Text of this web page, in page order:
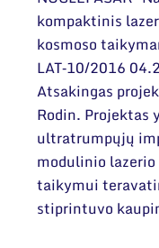
kompaktinis
kosmoso
LAT‐10/2016
Atsakingas
Rodin. Projektas
ultratrumpųjų
modulinio
taikymui
stiprintuvo